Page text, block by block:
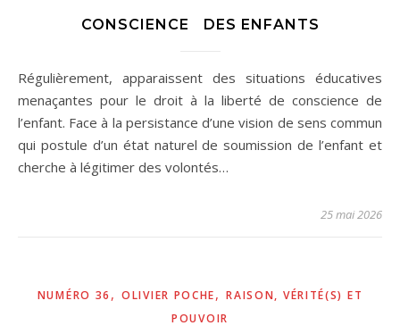
CONSCIENCE DES ENFANTS
Régulièrement, apparaissent des situations éducatives
menaçantes pour le droit à la liberté de conscience de
l’enfant. Face à la persistance d’une vision de sens commun
qui postule d’un état naturel de soumission de l’enfant et
cherche à légitimer des volontés…
25 mai 2026
NUMÉRO 36 ,OLIVIER POCHE,RAISON, VÉRITÉ(S) ET
POUVOIR